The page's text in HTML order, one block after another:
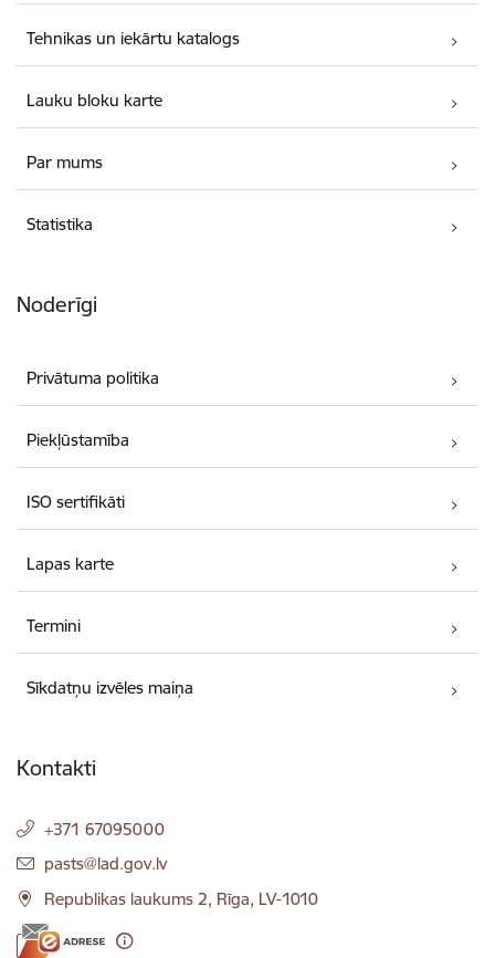
Tehnikas un iekārtu katalogs
Lauku bloku karte
Par mums
Statistika
Noderīgi
Privātuma politika
Piekļūstamība
ISO sertifikāti
Lapas karte
Termini
Sīkdatņu izvēles maiņa
Kontakti
+371 67095000
E-pasts:
pasts@lad.gov.lv
Republikas laukums 2, Rīga, LV-1010